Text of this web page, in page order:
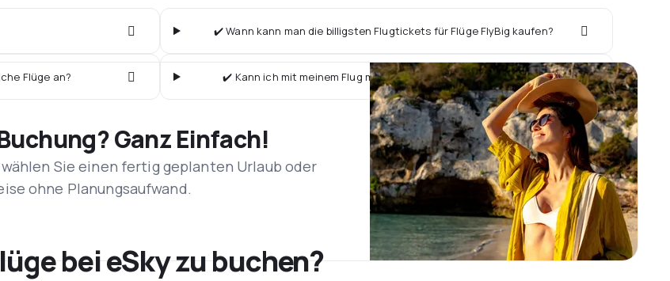
✔️ Wann kann man die billigsten Flugtickets für Flüge FlyBig kaufen?
Flüge an? ✔️ Kann ich mit meinem Flug mit FlyBig ein Hotel vor Ort buchen?
Ganz Einfach!
Sie einen fertig geplanten Urlaub oder
ohne Planungsaufwand.
bei eSky zu buchen?